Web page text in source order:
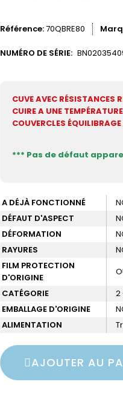
Référence 70QBRE80
NUMÉRO DE SÉRIE:
CUVE AVEC RÉSISTANCES
CUIRE A UNE
COUVERCLES
*** Pas de défaut
A DÉJÀ FONCTIONNÉ
DÉFAUT D'ASPECT
DÉFORMATION
RAYURES
FILM PROTECTION
D'ORIGINE
CATÉGORIE
2
EMBALLAGE D'ORIGINE
ALIMENTATION
AJOUTER AU